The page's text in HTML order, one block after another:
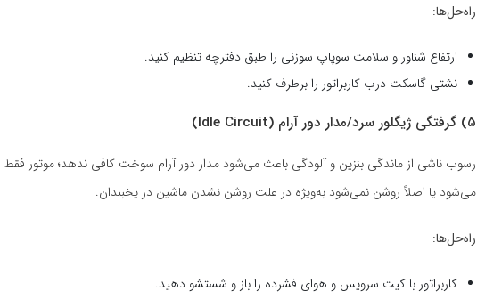
راه‌حل‌ها:
ارتفاع شناور و سلامت سوپاپ سوزنی را طبق دفترچه تنظیم کنید.
نشتی گاسکت درب کاربراتور را برطرف کنید.
۵) گرفتگی ژیگلور سرد/مدار دور آرام (Idle Circuit)
رسوب ناشی از ماندگی بنزین و آلودگی باعث می‌شود مدار دور آرام سوخت کافی ندهد؛ موتور فقط
می‌شود یا اصلاً روشن نمی‌شود به‌ویژه در علت روشن نشدن ماشین در یخبندان.
راه‌حل‌ها:
کاربراتور با کیت سرویس و هوای فشرده را باز و شستشو دهید.